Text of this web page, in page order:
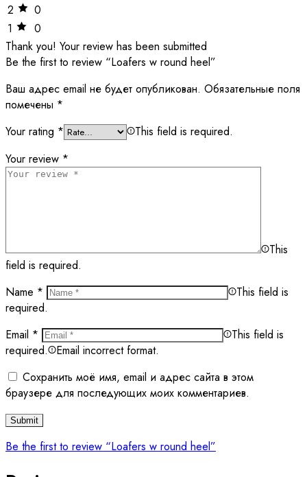
2
0
1
0
Thank you! Your review has been submitted
Be the first to review “Loafers w round heel”
Ваш адрес email не будет опубликован. Обязательные поля
помечены *
Your rating *
This field is required.
Your review *
This
field is required.
Name *
This field is
required.
Email *
This field is
required.
Email incorrect format.
Сохранить моё имя, email и адрес сайта в этом
браузере для последующих моих комментариев.
Be the first to review “Loafers w round heel”